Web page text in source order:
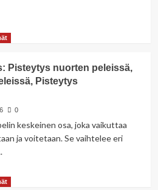
Pisteytys nuorten peleissä,
Pisteytys
0
keskeinen osa, joka vaikuttaa
ja voitetaan. Se vaihtelee eri